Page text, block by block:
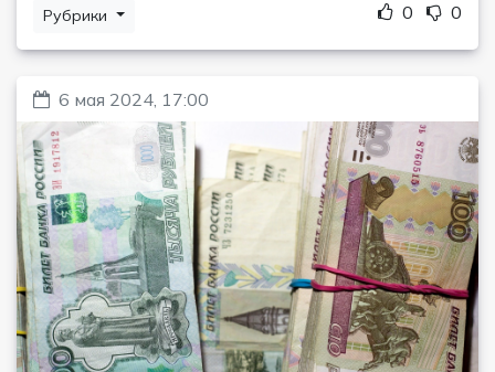
Рубрики 0 0
6 мая 2024, 17:00